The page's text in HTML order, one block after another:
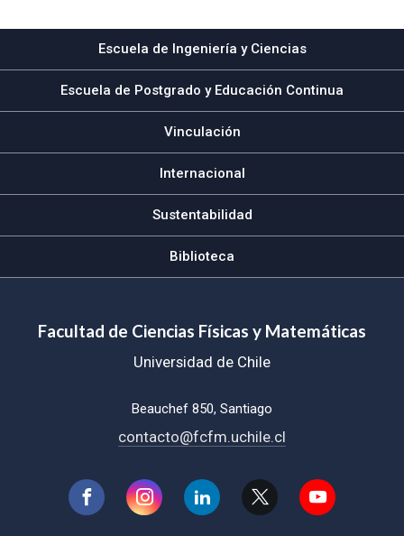
Escuela de Ingeniería y Ciencias
Escuela de Postgrado y Educación Continua
Vinculación
Internacional
Sustentabilidad
Biblioteca
Facultad de Ciencias Físicas y Matemáticas
Universidad de Chile
Beauchef 850, Santiago
contacto@fcfm.uchile.cl